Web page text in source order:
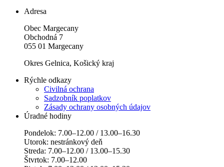
Adresa
Obec Margecany
Obchodná 7
055 01 Margecany
Okres Gelnica, Košický kraj
Rýchle odkazy
Civilná ochrana
Sadzobník poplatkov
Zásady ochrany osobných údajov
Úradné hodiny
Pondelok: 7.00–12.00 / 13.00–16.30
Utorok: nestránkový deň
Streda: 7.00–12.00 / 13.00–15.30
Štvrtok: 7.00–12.00